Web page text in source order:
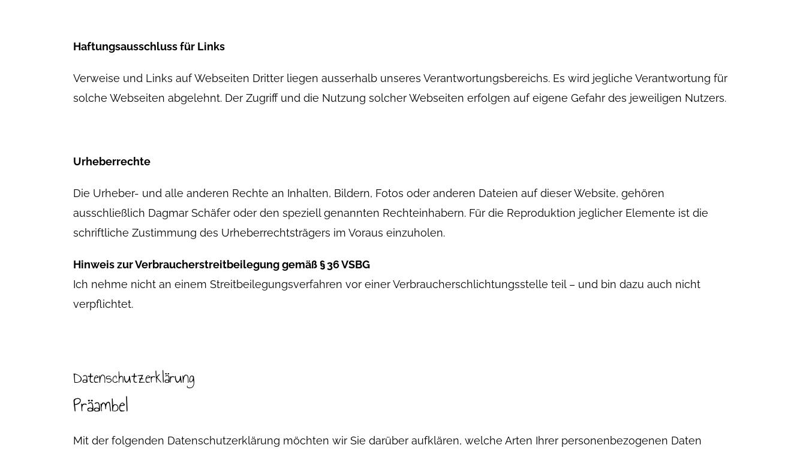
Haftungsausschluss für Links
Verweise und Links auf Webseiten Dritter liegen ausserhalb unseres Verantwortungsbereichs. Es wird jegliche Verantwortung für
solche Webseiten abgelehnt. Der Zugriff und die Nutzung solcher Webseiten erfolgen auf eigene Gefahr des jeweiligen Nutzers.
Urheberrechte
Die Urheber- und alle anderen Rechte an Inhalten, Bildern, Fotos oder anderen Dateien auf dieser Website, gehören
ausschließlich Dagmar Schäfer oder den speziell genannten Rechteinhabern. Für die Reproduktion jeglicher Elemente ist die
schriftliche Zustimmung des Urheberrechtsträgers im Voraus einzuholen.
Hinweis zur Verbraucherstreitbeilegung gemäß § 36 VSBG
Ich nehme nicht an einem Streitbeilegungsverfahren vor einer Verbraucherschlichtungsstelle teil – und bin dazu auch nicht
verpflichtet.
Datenschutzerklärung
Präambel
Mit der folgenden Datenschutzerklärung möchten wir Sie darüber aufklären, welche Arten Ihrer personenbezogenen Daten